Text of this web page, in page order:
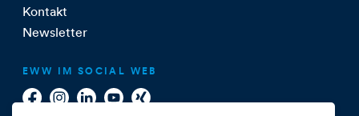
Kontakt
Newsletter
EWW IM SOCIAL WEB